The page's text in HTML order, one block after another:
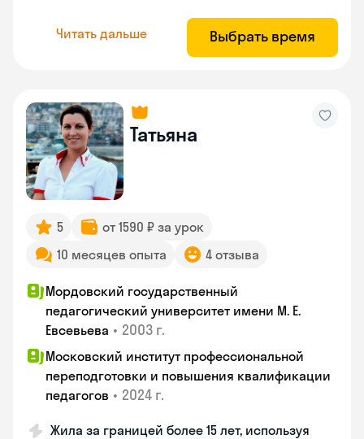
Читать дальше Выбрать время
Татьяна
5
от 1590 ₽ за урок
10 месяцев опыта
4 отзыва
Мордовский государственный
педагогический университет имени М. Е.
Евсевьева • 2003 г.
Московский институт профессиональной
переподготовки и повышения квалификации
педагогов • 2024 г.
Жила за границей более 15 лет, используя